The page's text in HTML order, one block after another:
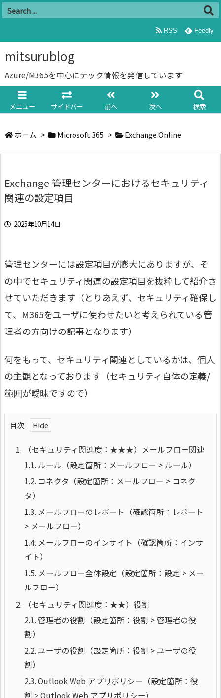
mitsurublog
Azure/M365を中心にテック情報を発信しています
メニュー サイドバー 前へ 次へ 検索
RSS Feedly
ホーム > Microsoft 365 > Exchange Online
Exchange 管理センターにおけるセキュリティ
関連の設定項目
2025年10月14日
管理センターには設定項目が膨大にありますが、そ
の中でセキュリティ関連の設定項目を抜粋して紹介さ
せていただきます（とりあえず、セキュリティ確保し
て、M365をユーザに使わせたいと考えられている管
理者の方向けの記事となります）
何をもって、セキュリティ関連としているかは、個人
の主観となっております（セキュリティ自体の定義/
範囲が曖昧ですので）
目次
1. （セキュリティ関連度：★★★）メールフロー関連
1.1. ルール（設定箇所：メールフロー > ルール）
1.2. コネクタ（設定箇所：メールフロー > コネク
タ）
1.3. メールフローのレポート（確認箇所：レポート
> メールフロー）
1.4. メールフローのインサイト（確認箇所：インサ
イト）
1.5. メールフロー全体設定（設定箇所：設定 > メー
ルフロー）
2. （セキュリティ関連度：★★）役割
2.1. 管理者の役割（設定箇所：役割 > 管理者の役
割）
2.2. ユーザの役割（設定箇所：役割 > ユーザの役
割）
2.3. Outlook Web アプリポリシー（設定箇所：役
割 > Outlook Web アプリポリシー）